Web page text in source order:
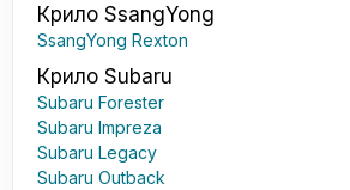
Крило SsangYong
SsangYong Rexton
Крило Subaru
Subaru Forester
Subaru Impreza
Subaru Legacy
Subaru Outback